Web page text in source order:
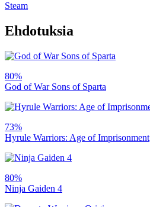
Steam
Ehdotuksia
80%
God of War Sons of Sparta
73%
Hyrule Warriors: Age of Imprisonment
80%
Ninja Gaiden 4